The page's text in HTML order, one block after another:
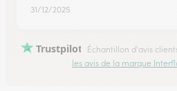
31/12/2025
Trustpilot Échantillon d'avis
les avis de la marque